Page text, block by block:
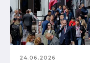
24.06.2026